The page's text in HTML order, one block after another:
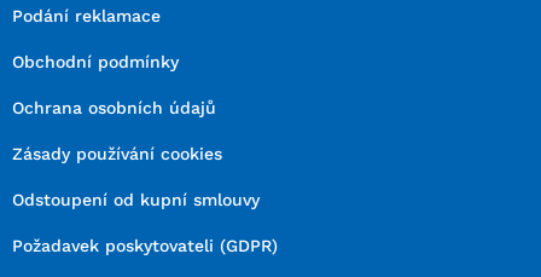
Podání reklamace
Obchodní podmínky
Ochrana osobních údajů
Zásady používání cookies
Odstoupení od kupní smlouvy
Požadavek poskytovateli (GDPR)